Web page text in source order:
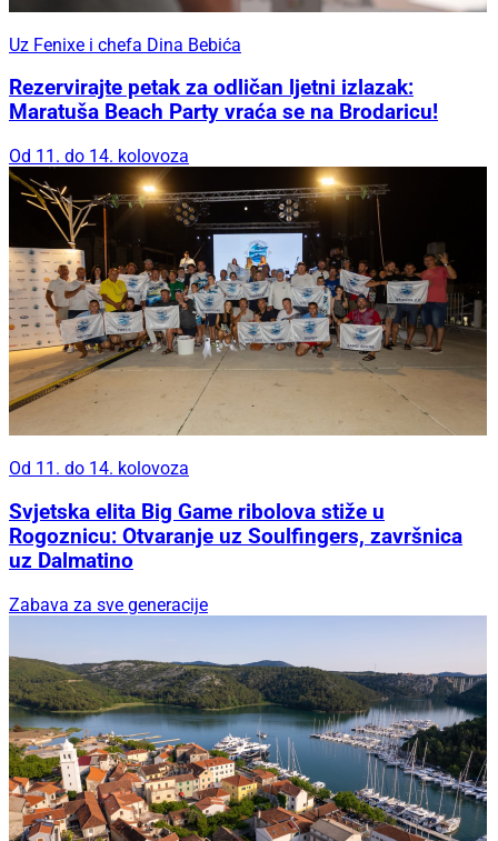
Uz Fenixe i chefa Dina Bebića
Rezervirajte petak za odličan ljetni izlazak:
Maratuša Beach Party vraća se na Brodaricu!
Od 11. do 14. kolovoza
Od 11. do 14. kolovoza
Svjetska elita Big Game ribolova stiže u
Rogoznicu: Otvaranje uz Soulfingers, završnica
uz Dalmatino
Zabava za sve generacije